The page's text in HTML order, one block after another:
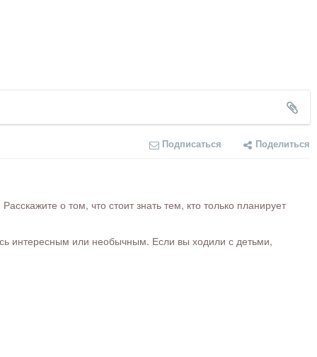
Подписаться Поделиться
о том, что стоит знать тем, кто только планирует
интересным или необычным. Если вы ходили с детьми,